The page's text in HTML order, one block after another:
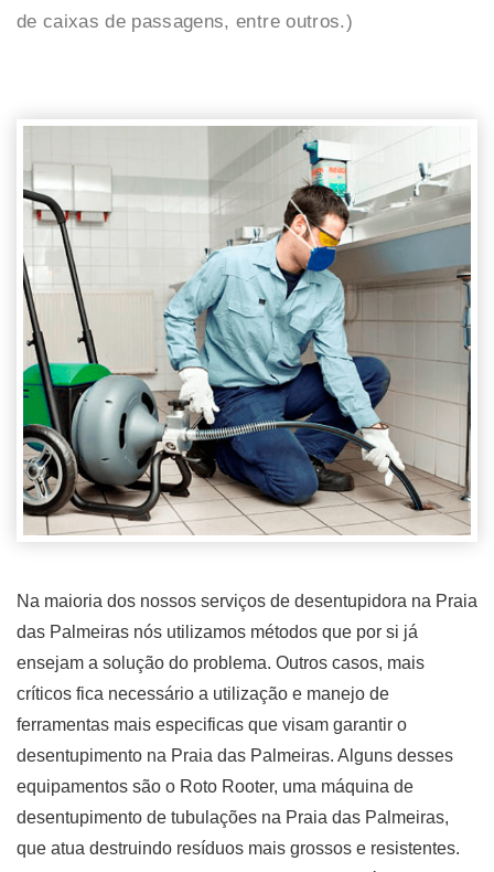
de caixas de passagens, entre outros.)
Na maioria dos nossos serviços de desentupidora na Praia
das Palmeiras nós utilizamos métodos que por si já
ensejam a solução do problema. Outros casos, mais
críticos fica necessário a utilização e manejo de
ferramentas mais especificas que visam garantir o
desentupimento na Praia das Palmeiras. Alguns desses
equipamentos são o Roto Rooter, uma máquina de
desentupimento de tubulações na Praia das Palmeiras,
que atua destruindo resíduos mais grossos e resistentes.